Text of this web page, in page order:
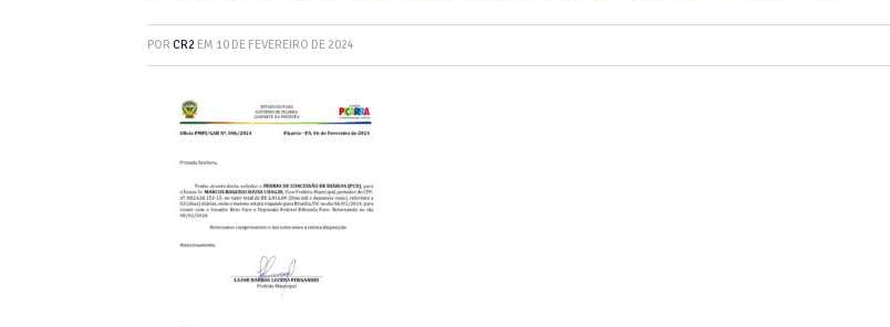
POR CR2 EM 10 DE FEVEREIRO DE 2024